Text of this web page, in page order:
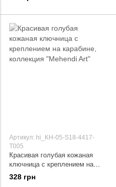
Travel"
Артикул: hi_KH-05-S18-4417-
T005
Красивая голубая кожаная
ключница с креплением на
карабине, коллекция "Mehendi
328 грн